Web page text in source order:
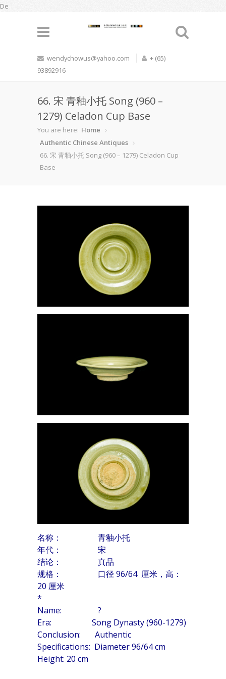
De
wendychowus@yahoo.com
+ (65)
93892916
66. 宋 青釉小托 Song (960 –
1279) Celadon Cup Base
You are here: Home
Authentic Chinese Antiques
66. 宋 青釉小托 Song (960 – 1279) Celadon Cup
Base
名称： 青釉小托
年代： 宋
结论： 真品
规格： 口径 96/64 厘米，高：
20 厘米
*
Name: ?
Era: Song Dynasty (960-1279)
Conclusion: Authentic
Specifications: Diameter 96/64 cm
Height: 20 cm